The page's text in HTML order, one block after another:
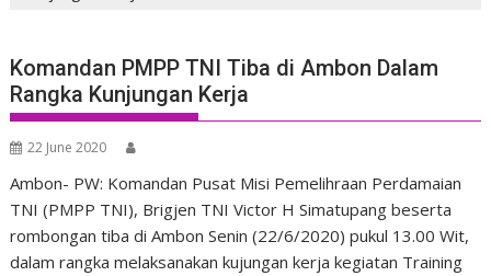
Komandan PMPP TNI Tiba di Ambon Dalam
Rangka Kunjungan Kerja
22 June 2020
Ambon- PW: Komandan Pusat Misi Pemelihraan Perdamaian
TNI (PMPP TNI), Brigjen TNI Victor H Simatupang beserta
rombongan tiba di Ambon Senin (22/6/2020) pukul 13.00 Wit,
dalam rangka melaksanakan kujungan kerja kegiatan Training